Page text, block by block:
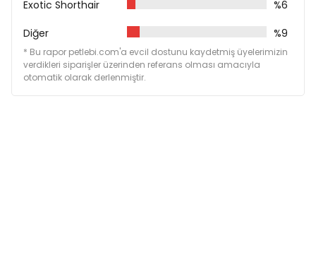
Exotic Shorthair
%6
Diğer
%9
* Bu rapor petlebi.com'a evcil dostunu kaydetmiş üyelerimizin
verdikleri siparişler üzerinden referans olması amacıyla
otomatik olarak derlenmiştir.